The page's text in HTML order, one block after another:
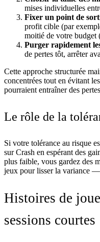
mises individuelles
Fixer un point de
profit cible (par
moitié de votre budget
Purger rapidement
de pertes tôt, arrêter
Cette approche structurée
concentrées tout en évitant
pourraient entraîner des
Le rôle de la
Si votre tolérance au risque
sur Crash en espérant des
plus faible, vous gardez des
jeux pour lisser la variance —
Histoires de
sessions courtes